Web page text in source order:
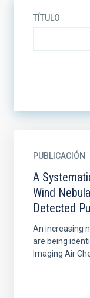
TÍTULO
PUBLICACIÓN
A
Wind
Detected
An increasing
are being
Imaging Air